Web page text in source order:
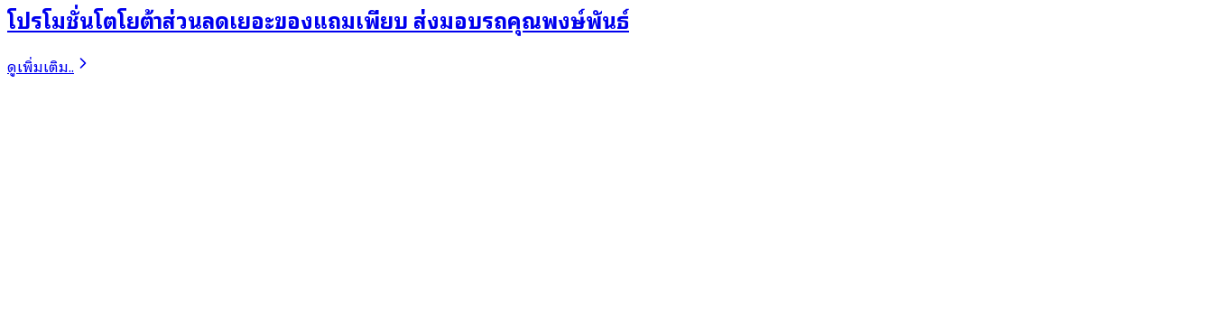
โปรโมชั่นโตโยต้าส่วนลดเยอะของแถมเพียบ ส่งมอบรถคุณพงษ์พันธ์
ดูเพิ่มเติม..